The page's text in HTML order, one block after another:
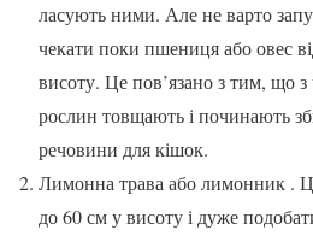
ласують ними. Але не варто
чекати поки пшениця або овес
висоту. Це пов’язано з тим, що
рослин товщають і починають
речовини для кішок.
Лимонна трава або лимонник .
до 60 см у висоту і дуже